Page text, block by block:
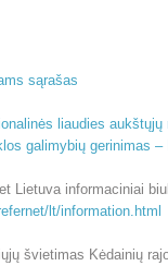
sąrašas
liaudies
galimybių gerinimas –
Lietuva informaciniai
lt/information.html
švietimas Kėdainių